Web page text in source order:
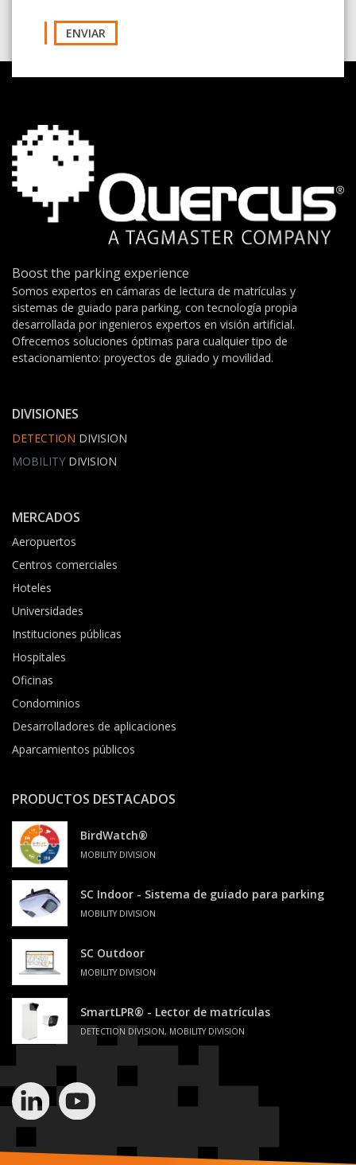
ENVIAR
Boost the parking experience
Somos expertos en cámaras de lectura de matrículas y
sistemas de guiado para parking, con tecnología propia
desarrollada por ingenieros expertos en visión artificial.
Ofrecemos soluciones óptimas para cualquier tipo de
estacionamiento: proyectos de guiado y movilidad.
DIVISIONES
DETECTION DIVISION
MOBILITY DIVISION
MERCADOS
Aeropuertos
Centros comerciales
Hoteles
Universidades
Instituciones públicas
Hospitales
Oficinas
Condominios
Desarrolladores de aplicaciones
Aparcamientos públicos
PRODUCTOS DESTACADOS
BirdWatch®
MOBILITY DIVISION
SC Indoor - Sistema de guiado para parking
MOBILITY DIVISION
SC Outdoor
MOBILITY DIVISION
SmartLPR® - Lector de matrículas
DETECTION DIVISION, MOBILITY DIVISION